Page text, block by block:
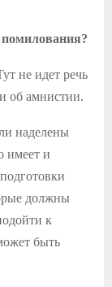
не идет речь
об амнистии.
наделены
имеет и
должны
к
быть